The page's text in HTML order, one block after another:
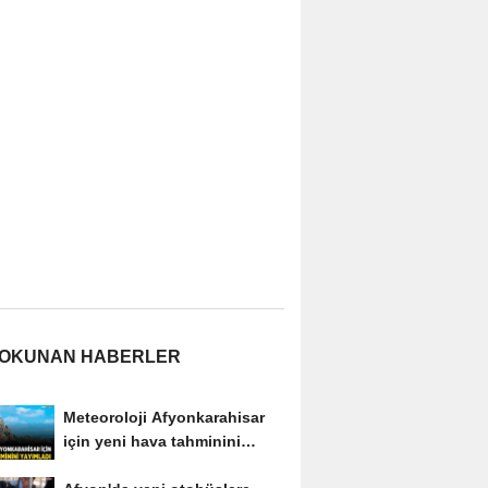
HABERLER
Meteoroloji Afyonkarahisar
için yeni hava tahminini